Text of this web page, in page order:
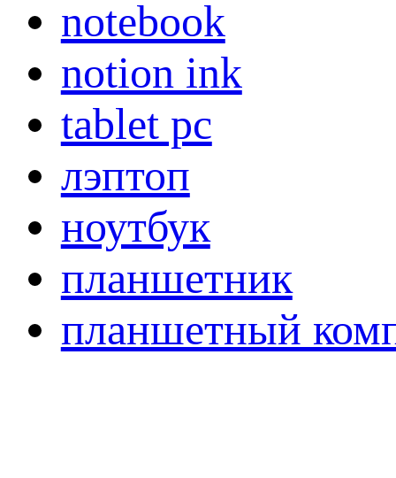
notebook
notion ink
tablet pc
лэптоп
ноутбук
планшетник
планшетный